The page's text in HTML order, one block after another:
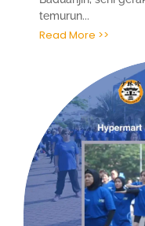
temurun...
Read More >>